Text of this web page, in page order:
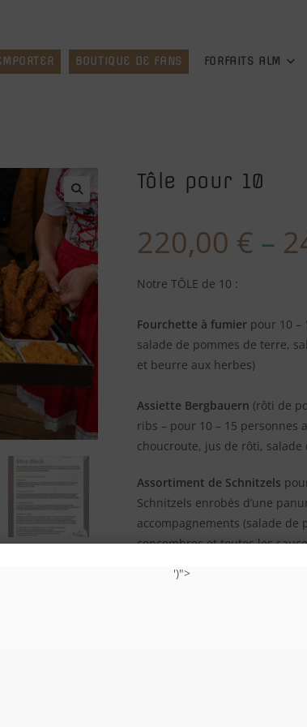
BOUTIQUE DE FANS FORFAITS ALM
🔍
Tôle pour 10
220,00 € –
Notre TÔLE de 10 :
Fourchette à fumierpour 10 –
salade de pommes de terre,
et beurre aux herbes)
Assiette Bergbauern (rôti de
ribs – pour 10 – 15 personnes
choucroute, jus de rôti,
Assortiment de Schnitzels
Schnitzels enrobés d’une
accompagnements (salade de
concombres et toutes les
Assortiment de Schnitzels «
« POULET ». Schnitzels de
poulet enrobés d’une panure
accompagnements (salade
schnitzel, spare ribs, avec
')">